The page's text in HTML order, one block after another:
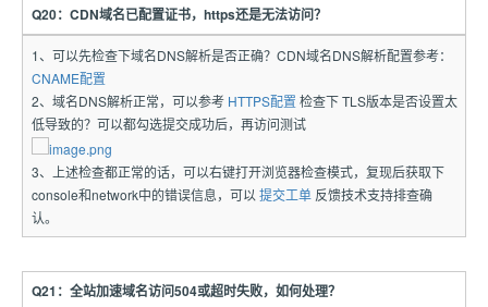
Q20：CDN域名已配置证书，https还是无法访问？
1、可以先检查下域名DNS解析是否正确？CDN域名DNS解析配置参考：
CNAME配置
2、域名DNS解析正常，可以参考 HTTPS配置 检查下 TLS版本是否设置太
低导致的？可以都勾选提交成功后，再访问测试
3、上述检查都正常的话，可以右键打开浏览器检查模式，复现后获取下
console和network中的错误信息，可以 提交工单反馈技术支持排查确
认。
Q21：全站加速域名访问504或超时失败，如何处理？